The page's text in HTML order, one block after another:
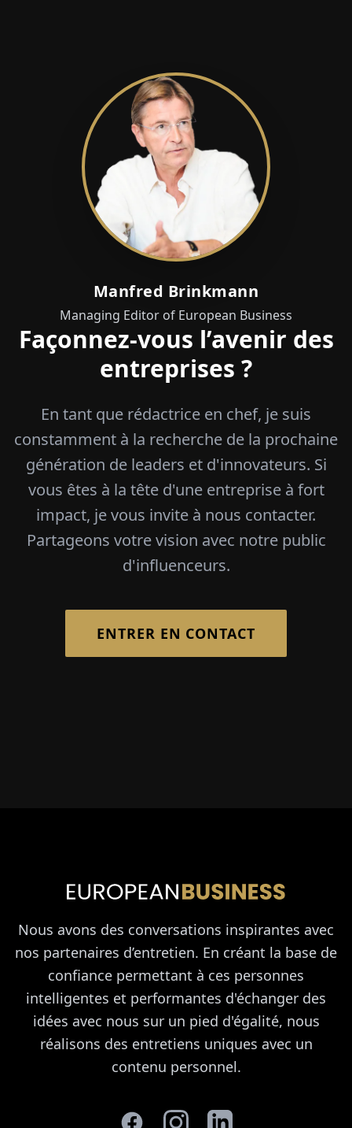
Manfred Brinkmann
Managing Editor of European Business
Façonnez-vous l’avenir des
entreprises ?
En tant que rédactrice en chef, je suis
constamment à la recherche de la prochaine
génération de leaders et d'innovateurs. Si
vous êtes à la tête d'une entreprise à fort
impact, je vous invite à nous contacter.
Partageons votre vision avec notre public
d'influenceurs.
ENTRER EN CONTACT
Nous avons des conversations inspirantes avec
nos partenaires d’entretien. En créant la base de
confiance permettant à ces personnes
intelligentes et performantes d'échanger des
idées avec nous sur un pied d'égalité, nous
réalisons des entretiens uniques avec un
contenu personnel.